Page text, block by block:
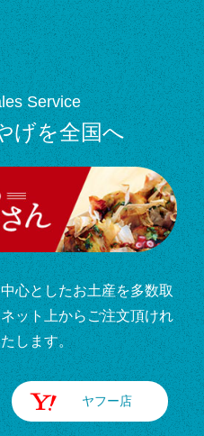
Service
げを全国へ
心としたお土産を多数取
ット上からご注文頂けれ
します。
ヤフー店